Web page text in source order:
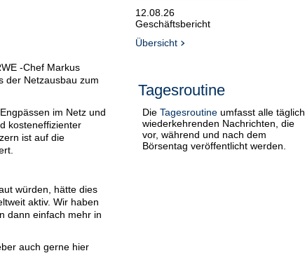
-Chef Markus
der Netzausbau zum
im Netz und
kosteneffizienter
ist auf die
würden, hätte dies
aktiv. Wir haben
dann einfach mehr in
auch gerne hier
12.08.26
Geschäftsbericht
Übersicht
Tagesroutine
Die Tagesroutine umfasst alle täglich
wiederkehrenden Nachrichten, die
vor, während und nach dem
Börsentag veröffentlicht werden.